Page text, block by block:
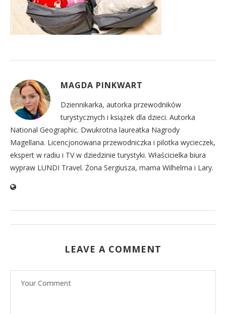
MAGDA PINKWART
Dziennikarka, autorka przewodników
turystycznych i książek dla dzieci. Autorka
National Geographic. Dwukrotna laureatka Nagrody
Magellana. Licencjonowana przewodniczka i pilotka wycieczek,
ekspert w radiu i TV w dziedzinie turystyki. Właścicielka biura
wypraw LUNDI Travel. Żona Sergiusza, mama Wilhelma i Lary.
LEAVE A COMMENT